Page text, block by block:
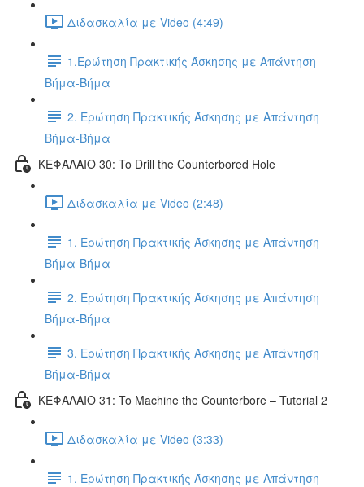
Διδασκαλία με Video (4:49)
1.Ερώτηση Πρακτικής Άσκησης με Απάντηση
Βήμα-Βήμα
2. Ερώτηση Πρακτικής Άσκησης με Απάντηση
Βήμα-Βήμα
ΚΕΦΑΛΑΙΟ 30: To Drill the Counterbored Hole
Διδασκαλία με Video (2:48)
1. Ερώτηση Πρακτικής Άσκησης με Απάντηση
Βήμα-Βήμα
2. Ερώτηση Πρακτικής Άσκησης με Απάντηση
Βήμα-Βήμα
3. Ερώτηση Πρακτικής Άσκησης με Απάντηση
Βήμα-Βήμα
ΚΕΦΑΛΑΙΟ 31: To Machine the Counterbore – Tutorial 2
Διδασκαλία με Video (3:33)
1. Ερώτηση Πρακτικής Άσκησης με Απάντηση